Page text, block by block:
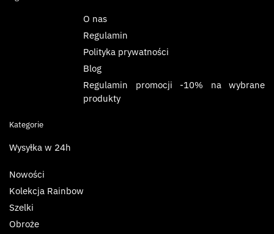
O nas
Regulamin
Polityka prywatności
Blog
Regulamin promocji -10% na wybrane
produkty
Kategorie
Wysyłka w 24h
Nowości
Kolekcja Rainbow
Szelki
Obroże